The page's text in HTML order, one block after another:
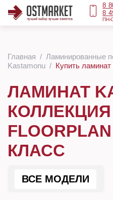
8
8
ПН-
Главная Ламинированные
Kastamonu
Купить
ЛАМИНАТ
КОЛЛЕКЦИЯ
КЛАСС
ВСЕ МОДЕЛИ